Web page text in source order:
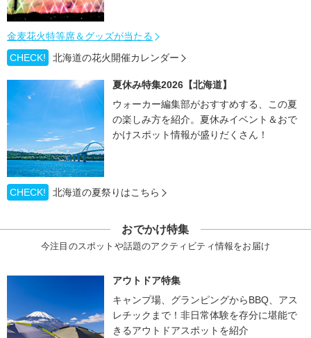
金麦花火特等席＆グッズが当たる
CHECK!
北海道の花火開催カレンダー
夏休み特集2026【北海道】
ウォーカー編集部がおすすめする、この夏
の楽しみ方を紹介。夏休みイベント＆おで
かけスポット情報が盛りだくさん！
CHECK! 北海道の夏祭りはこちら
おでかけ特集
今注目のスポットや話題のアクティビティ情報をお届け
アウトドア特集
キャンプ場、グランピングからBBQ、アス
レチックまで！非日常体験を存分に堪能で
きるアウトドアスポットを紹介